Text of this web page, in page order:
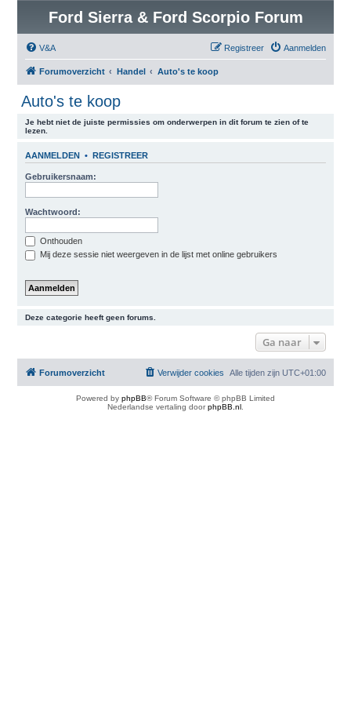
Ford Sierra & Ford Scorpio Forum
V&A Aanmelden
Registreer
Forumoverzicht Handel Auto's te koop
Auto's te koop
Je hebt niet de juiste permissies om onderwerpen in dit forum te zien of te
lezen.
AANMELDEN • REGISTREER
Gebruikersnaam:
Wachtwoord:
Onthouden
Mij deze sessie niet weergeven in de lijst met online gebruikers
Deze categorie heeft geen forums.
Ga naar
Forumoverzicht Alle tijden zijn UTC+01:00
Verwijder cookies
Powered by phpBB® Forum Software © phpBB Limited
Nederlandse vertaling doorphpBB.nl